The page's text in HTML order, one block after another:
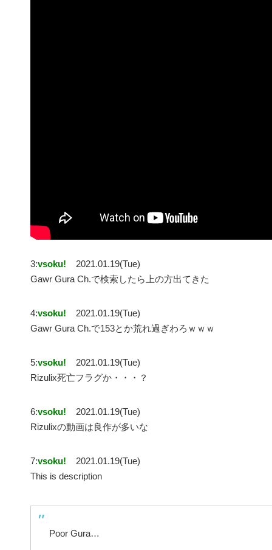
3:vsoku!
2021.01.19(Tue)
Gawr Gura Ch.で検索したら上の方出てきた
4:vsoku!
2021.01.19(Tue)
Gawr Gura Ch.で153とか荒れ過ぎわろｗｗｗ
5:vsoku!
2021.01.19(Tue)
Rizulix死亡フラグか・・・？
6:vsoku!
2021.01.19(Tue)
Rizulixの動画は良作が多いな
7:vsoku!
2021.01.19(Tue)
This is description
Poor Gura…